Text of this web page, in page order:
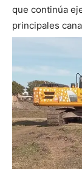
que continúa
principales